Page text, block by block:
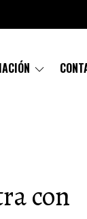
con